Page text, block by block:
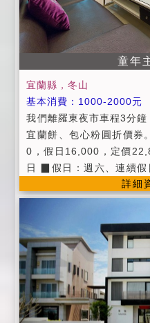
童年
宜蘭縣，冬山
基本消費：1000-2000元
我們離羅東夜市車程3分鐘
宜蘭餅、包心粉圓折價
0，假日16,000，定價
日 ▉假日：週六、連續
公共設施：廚房、公用
▉提供第四台有線頻道電
時間：當日下午15：
1:00以前。 ▉入住時請記
記，在辦理登記的同時，
為維護住宿環境，室內請
維護住宿安寧，請每位遊
宿空間上的安寧。 ▉個人
詳細